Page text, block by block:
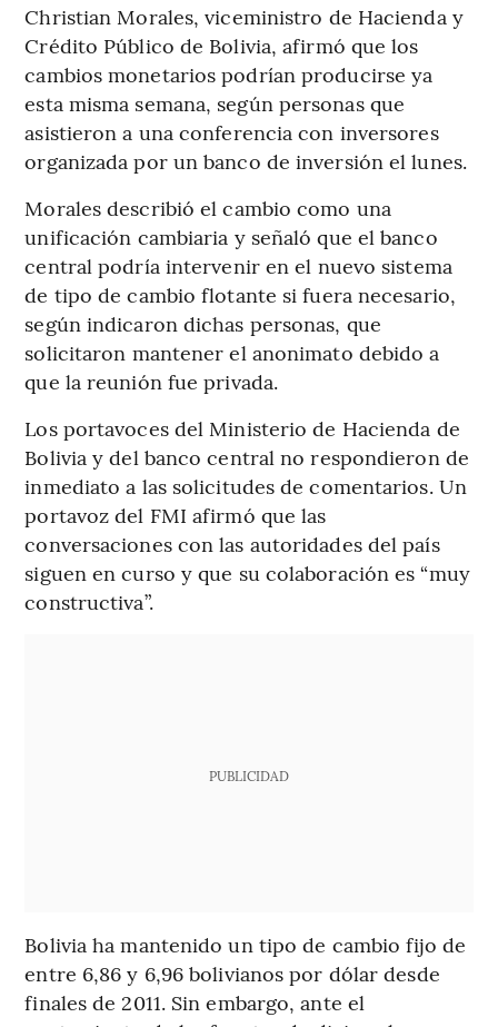
Christian Morales, viceministro de Hacienda y
Crédito Público de Bolivia, afirmó que los
cambios monetarios podrían producirse ya
esta misma semana, según personas que
asistieron a una conferencia con inversores
organizada por un banco de inversión el lunes.
Morales describió el cambio como una
unificación cambiaria y señaló que el banco
central podría intervenir en el nuevo sistema
de tipo de cambio flotante si fuera necesario,
según indicaron dichas personas, que
solicitaron mantener el anonimato debido a
que la reunión fue privada.
Los portavoces del Ministerio de Hacienda de
Bolivia y del banco central no respondieron de
inmediato a las solicitudes de comentarios. Un
portavoz del FMI afirmó que las
conversaciones con las autoridades del país
siguen en curso y que su colaboración es “muy
constructiva”.
PUBLICIDAD
Bolivia ha mantenido un tipo de cambio fijo de
entre 6,86 y 6,96 bolivianos por dólar desde
finales de 2011. Sin embargo, ante el